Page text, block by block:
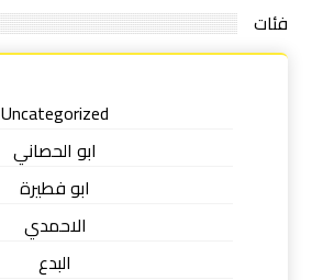
فئات
Uncategorized
ابو الحصاني
ابو فطيرة
الاحمدي
البدع